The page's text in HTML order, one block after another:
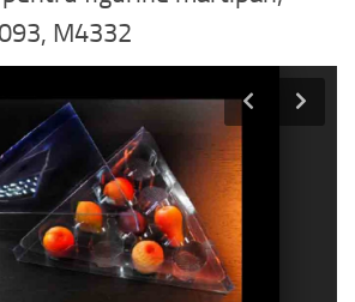
M4332